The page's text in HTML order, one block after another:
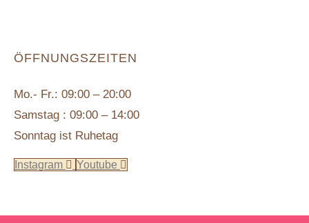
ÖFFNUNGSZEITEN
Mo.- Fr.: 09:00 – 20:00
Samstag : 09:00 – 14:00
Sonntag ist Ruhetag
Instagram Youtube